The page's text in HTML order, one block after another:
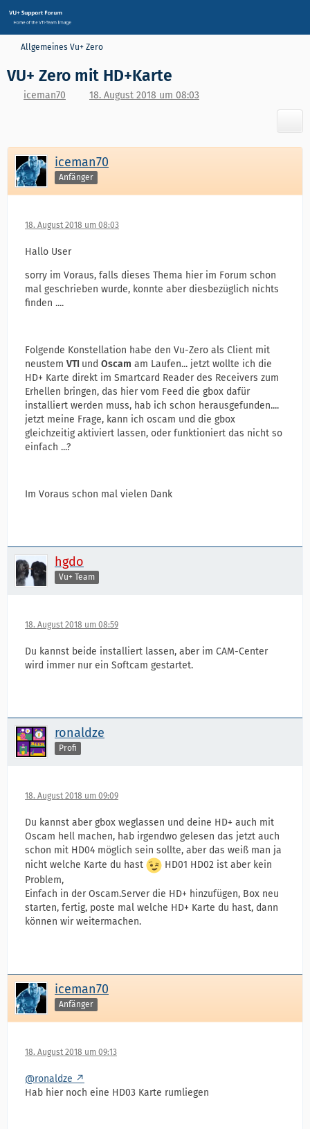
Allgemeines Vu+ Zero
VU+ Zero mit HD+Karte
iceman70 18. August 2018 um 08:03
iceman70
Anfänger
18. August 2018 um 08:03
Hallo User
sorry im Voraus, falls dieses Thema hier im Forum schon
mal geschrieben wurde, konnte aber diesbezüglich nichts
finden ....
Folgende Konstellation habe den Vu-Zero als Client mit
neustem VTI und Oscam am Laufen... jetzt wollte ich die
HD+ Karte direkt im Smartcard Reader des Receivers zum
Erhellen bringen, das hier vom Feed die gbox dafür
installiert werden muss, hab ich schon herausgefunden....
jetzt meine Frage, kann ich oscam und die gbox
gleichzeitig aktiviert lassen, oder funktioniert das nicht so
einfach ...?
Im Voraus schon mal vielen Dank
hgdo
Vu+ Team
18. August 2018 um 08:59
Du kannst beide installiert lassen, aber im CAM-Center
wird immer nur ein Softcam gestartet.
ronaldze
Profi
18. August 2018 um 09:09
Du kannst aber gbox weglassen und deine HD+ auch mit
Oscam hell machen, hab irgendwo gelesen das jetzt auch
schon mit HD04 möglich sein sollte, aber das weiß man ja
nicht welche Karte du hast
HD01 HD02 ist aber kein
Problem,
Einfach in der Oscam.Server die HD+ hinzufügen, Box neu
starten, fertig, poste mal welche HD+ Karte du hast, dann
können wir weitermachen.
iceman70
Anfänger
18. August 2018 um 09:13
@ronaldze
Hab hier noch eine HD03 Karte rumliegen